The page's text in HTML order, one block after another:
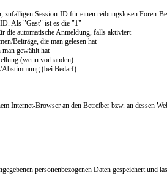
zufälligen Session-ID für einen reibungslosen Foren-
Als "Gast" ist es die "1"
die automatische Anmeldung, falls aktiviert
Beiträge, die man gelesen hat
gewählt hat
(wenn vorhanden)
Abstimmung (bei Bedarf)
Internet-Browser an den Betreiber bzw. an dessen
personenbezogenen Daten gespeichert